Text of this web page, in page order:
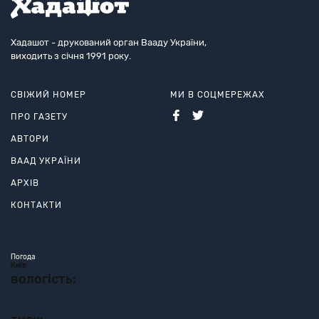
Хадашот - друкований орган Вааду України,
виходить з січня 1991 року.
СВІЖИЙ НОМЕР
ПРО ГАЗЕТУ
АВТОРИ
ВААД УКРАЇНИ
АРХІВ
КОНТАКТИ
МИ В СОЦМЕРЕЖАХ
Погода
Київ
вологість: